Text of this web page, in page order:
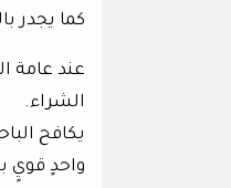
كما يجدر
عند عامة
الشراء.
يكافح
واحدٍ قويٍ